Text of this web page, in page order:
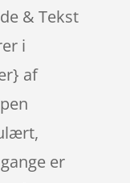
& Tekst
i
af
er